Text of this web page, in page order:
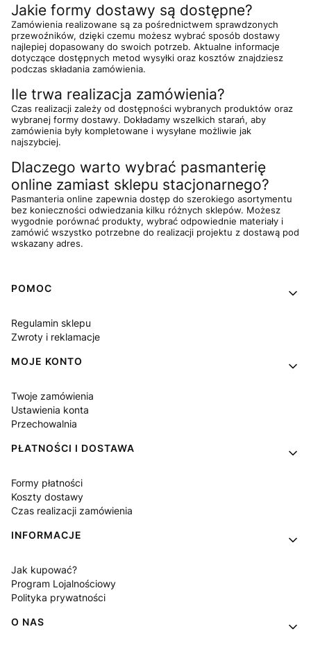
Jakie formy dostawy są dostępne?
Zamówienia realizowane są za pośrednictwem sprawdzonych
przewoźników, dzięki czemu możesz wybrać sposób dostawy
najlepiej dopasowany do swoich potrzeb. Aktualne informacje
dotyczące dostępnych metod wysyłki oraz kosztów znajdziesz
podczas składania zamówienia.
Ile trwa realizacja zamówienia?
Czas realizacji zależy od dostępności wybranych produktów oraz
wybranej formy dostawy. Dokładamy wszelkich starań, aby
zamówienia były kompletowane i wysyłane możliwie jak
najszybciej.
Dlaczego warto wybrać pasmanterię
online zamiast sklepu stacjonarnego?
Pasmanteria online zapewnia dostęp do szerokiego asortymentu
bez konieczności odwiedzania kilku różnych sklepów. Możesz
wygodnie porównać produkty, wybrać odpowiednie materiały i
zamówić wszystko potrzebne do realizacji projektu z dostawą pod
wskazany adres.
Linki w stopce
POMOC
Regulamin sklepu
Zwroty i reklamacje
MOJE KONTO
Twoje zamówienia
Ustawienia konta
Przechowalnia
PŁATNOŚCI I DOSTAWA
Formy płatności
Koszty dostawy
Czas realizacji zamówienia
INFORMACJE
Jak kupować?
Program Lojalnościowy
Polityka prywatności
O NAS